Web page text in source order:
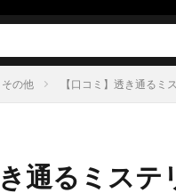
その他 【口コミ】透き通るミ
き通るミス